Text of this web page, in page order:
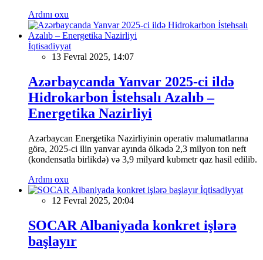
Ardını oxu
İqtisadiyyat
13 Fevral 2025, 14:07
Azərbaycanda Yanvar 2025-ci ildə
Hidrokarbon İstehsalı Azalıb –
Energetika Nazirliyi
Azərbaycan Energetika Nazirliyinin operativ məlumatlarına
görə, 2025-ci ilin yanvar ayında ölkədə 2,3 milyon ton neft
(kondensatla birlikdə) və 3,9 milyard kubmetr qaz hasil edilib.
Ardını oxu
İqtisadiyyat
12 Fevral 2025, 20:04
SOCAR Albaniyada konkret işlərə
başlayır